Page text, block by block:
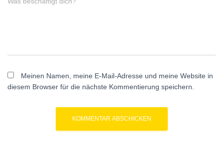
Meinen Namen, meine E-Mail-Adresse und meine Website in
diesem Browser für die nächste Kommentierung speichern.